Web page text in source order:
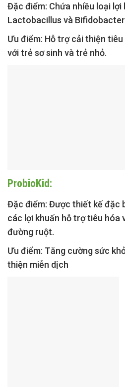
Đặc điểm: Chứa nhiều loại lợi
Lactobacillus và
Ưu điểm: Hỗ trợ cải thiện tiêu
với trẻ sơ sinh và trẻ nhỏ.
ProbioKid:
Đặc điểm: Được thiết kế đặc
các lợi khuẩn hỗ trợ tiêu hóa
đường ruột.
Ưu điểm: Tăng cường sức
thiện miễn dịch